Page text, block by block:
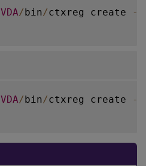
VDA/bin/ctxreg create -
VDA/bin/ctxreg create -